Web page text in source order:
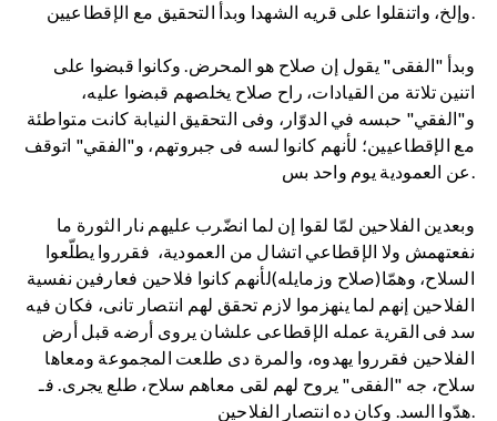
وإلخ، واتنقلوا على قريه الشهدا وبدأ التحقيق مع الإقطاعيين.
وبدأ "الفقى" يقول إن صلاح هو المحرض. وكانوا قبضوا على
اتنين تلاتة من القيادات، راح صلاح يخلصهم قبضوا عليه،
و"الفقي" حبسه في الدوّار، وفى التحقيق النيابة كانت متواطئة
مع الإقطاعيين؛ لأنهم كانوا لسه فى جبروتهم، و"الفقي" اتوقف
عن العمودية يوم واحد بس.
وبعدين الفلاحين لمّا لقوا إن لما انضّرب عليهم نار الثورة ما
نفعتهمش ولا الإقطاعي اتشال من العمودية، فقرروا يطلّعوا
السلاح، وهمّا(صلاح وزمايله)لأنهم كانوا فلاحين فعارفين نفسية
الفلاحين إنهم لما ينهزموا لازم تحقق لهم انتصار تانى، فكان فيه
سد فى القرية عمله الإقطاعى علشان يروى أرضه قبل أرض
الفلاحين فقرروا يهدوه، والمرة دى طلعت المجموعة ومعاها
سلاح، جه "الفقى" يروح لهم لقى معاهم سلاح، طلع يجرى. فـ
هدّوا السد. وكان ده انتصار الفلاحين.